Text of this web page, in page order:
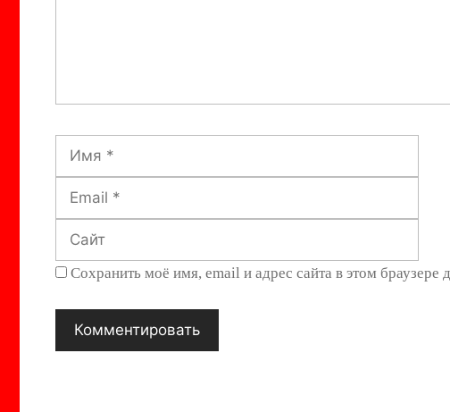
Имя
Сохранить моё имя, email и адрес сайта в этом